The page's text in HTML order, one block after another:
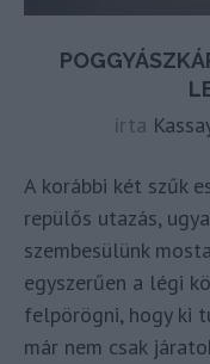
írta
A korábbi két szűk
repülős utazás,
szembesülünk
egyszerűen a légi
felpörögni, hogy ki
már nem csak